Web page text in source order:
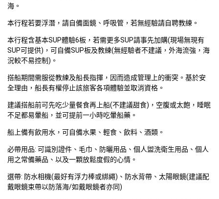
海。
本行程若要浮潛，請自備面鏡、呼吸管，若無經驗請自聘教練。
本行程含基本SUP體驗6板，若需更多SUP請事先加購(現場無現有
SUP可提供)，可自備SUP板及教練(無經驗者不建議，外海流強，海
況較不易控制)。
搭船期間需服從教練及船長指揮，因而造成管理上的衝突。基於安
全理由，船長有權停止該旅客各項體驗並取消資格。
建議搭船前可先吃少量餐食再上船(不建議甜食)，空腹或太飽，睡眠
不足都易暈船，並可提前一小時吃暈船藥。
船上備有飲用水，可自備水果、輕食、飲料、酒類。
必帶用品: 可識別證件、毛巾、防曬用品、個人盥洗衛生用品、個人
用之常備藥品、以及一顆放鬆度假的心情。
選帶: 防水相機(最好有浮力棒或綁繩)、防水背帶、太陽眼鏡(建議配
戴眼鏡束帶以防落海/如戴眼鏡者亦同)